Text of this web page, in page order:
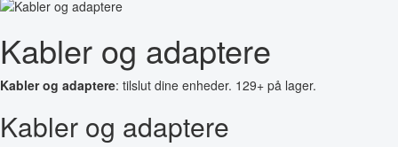
Kabler og adaptere
Kabler og adaptere: tilslut dine enheder. 129+ på lager.
Kabler og adaptere